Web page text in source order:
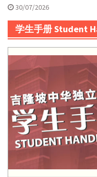
30/07/2026
学生手册 Student